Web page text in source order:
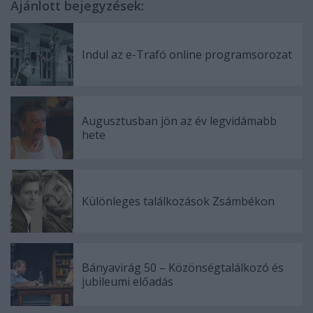
Ajánlott bejegyzések:
Indul az e-Trafó online programsorozat
Augusztusban jön az év legvidámabb
hete
Különleges találkozások Zsámbékon
Bányavirág 50 – Közönségtalálkozó és
jubileumi előadás